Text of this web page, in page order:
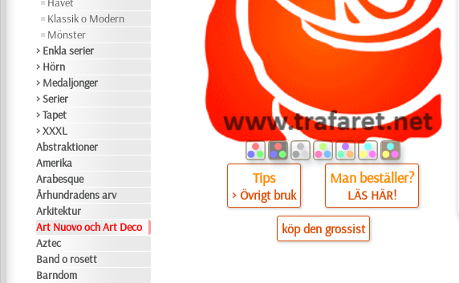
Klassik o Modern
Mönster
> Enkla serier
> Hörn
> Medaljonger
> Serier
> Tapet
> XXXL
Abstraktioner
Amerika
Arabesque
Århundradens arv
Arkitektur
Art Nuovo och Art Deco
Aztec
Band o rosett
Barndom
Tips
> Övrigt bruk
Man beställer?
LÄS HÄR!
köp den grossist